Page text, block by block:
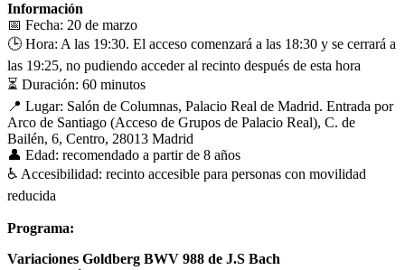
Información
📅 Fecha: 20 de marzo
🕒 Hora: A las 19:30. El acceso comenzará a las 18:30 y se cerrará a
las 19:25, no pudiendo acceder al recinto después de esta hora
⏳ Duración: 60 minutos
📍 Lugar: Salón de Columnas, Palacio Real de Madrid. Entrada por
Arco de Santiago (Acceso de Grupos de Palacio Real), C. de
Bailén, 6, Centro, 28013 Madrid
👤 Edad: recomendado a partir de 8 años
♿️ Accesibilidad: recinto accesible para personas con movilidad
reducida
Programa:
Variaciones Goldberg BWV 988 de J.S Bach